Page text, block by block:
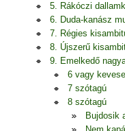
5. Rákóczi
6. Duda-kanász
7. Régies
8. Újszerű
9. Emelkedő
6 vagy
7 szótagú
8 szótagú
Bujdosik